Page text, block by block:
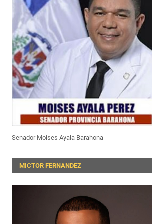
Senador Moises Ayala Barahona
MICTOR FERNANDEZ